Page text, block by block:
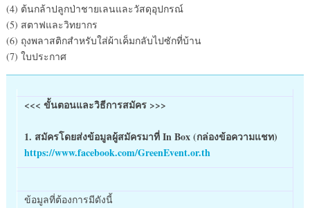
(4) ต้นกล้าปลูกป่าชายเลนและวัสดุอุปกรณ์
(5) สตาฟและวิทยากร
(6) ถุงพลาสติกสำหรับใส่ผ้าเค็มกลับไปซักที่บ้าน
(7) ใบประกาศ
<<< ขั้นตอนและวิธีการสมัคร >>>
1. สมัครโดยส่งข้อมูลผู้สมัครมาที่ In Box (กล่องข้อความแชท)
https://www.facebook.com/GreenEvent.or.th
ข้อมูลที่ต้องการมีดังนี้